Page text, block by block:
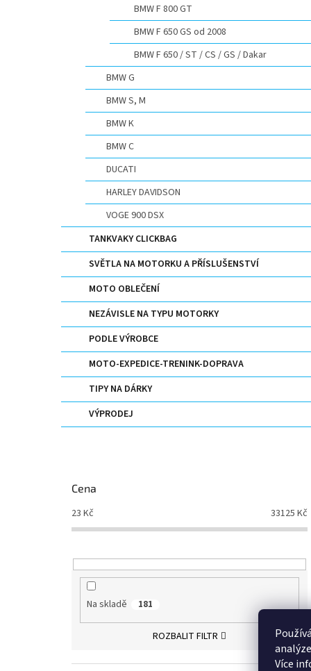
Více
BMW F 800 GT
BMW F 650 GS od 2008
BMW F 650 / ST / CS / GS / Dakar
BMW G
BMW S, M
BMW K
BMW C
DUCATI
HARLEY DAVIDSON
VOGE 900 DSX
TANKVAKY CLICKBAG
SVĚTLA NA MOTORKU A PŘÍSLUŠENSTVÍ
MOTO OBLEČENÍ
NEZÁVISLE NA TYPU MOTORKY
PODLE VÝROBCE
MOTO-EXPEDICE-TRENINK-DOPRAVA
TIPY NA DÁRKY
VÝPRODEJ
Cena
23 Kč 33125 Kč
Na skladě 181
ROZBALIT FILTR